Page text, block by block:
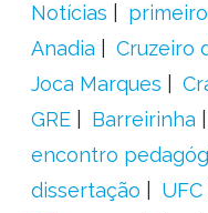
Notícias
Anadia
Cruzeiro
Joca Marques
GRE
Barreirinha
encontro
dissertação
UFC